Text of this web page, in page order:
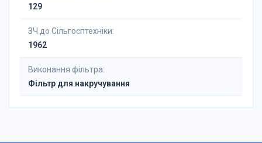
129
ЗЧ до Сільгосптехніки:
1962
Виконання фільтра:
Фільтр для накручування